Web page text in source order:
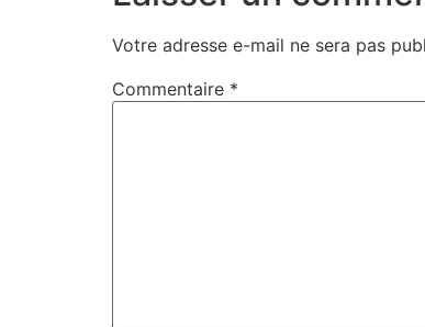
Votre adresse e-mail ne sera pas
Commentaire *